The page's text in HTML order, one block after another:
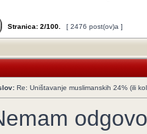
Stranica: 2/100 [ 2476 post(ov)a ]
Re: Uništavanje muslimanskih 24% (ili